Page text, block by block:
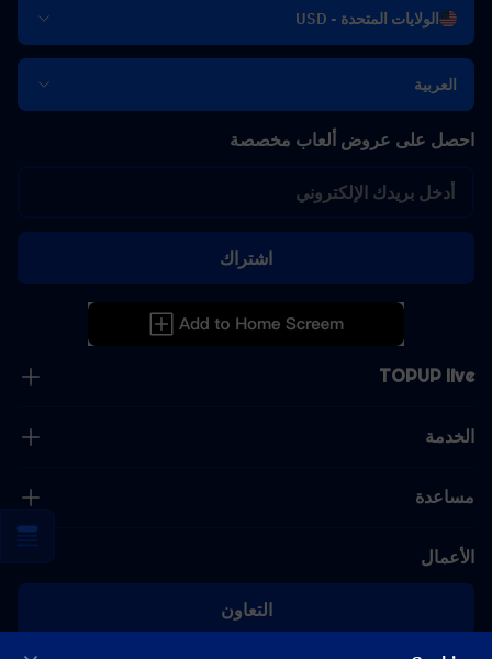
الولايات المتحدة - USD
العربية
TOPUP live
الخدمة
مساعدة
الأعمال
التعاون
احصل على عروض ألعاب مخصصة
اشتراك